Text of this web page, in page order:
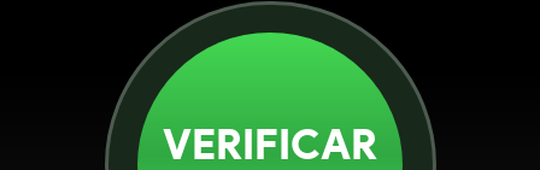
VERIFICAR